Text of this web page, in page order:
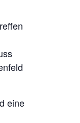
eine